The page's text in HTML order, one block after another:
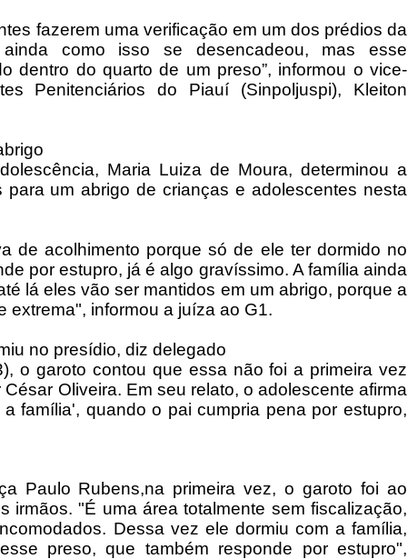
fazerem uma verificação em um dos prédios da
como isso se desencadeou, mas esse
dentro do quarto de um preso”, informou o vice-
Penitenciários do Piauí (Sinpoljuspi), Kleiton
Maria Luiza de Moura, determinou a
um abrigo de crianças e adolescentes nesta
de acolhimento porque só de ele ter dormido no
por estupro, já é algo gravíssimo. A família ainda
lá eles vão ser mantidos em um abrigo, porque a
extrema", informou a juíza ao G1.
no presídio, diz delegado
o garoto contou que essa não foi a primeira vez
Oliveira. Em seu relato, o adolescente afirma
família', quando o pai cumpria pena por estupro,
Paulo Rubens,na primeira vez, o garoto foi ao
irmãos. "É uma área totalmente sem fiscalização,
Dessa vez ele dormiu com a família,
preso, que também responde por estupro",